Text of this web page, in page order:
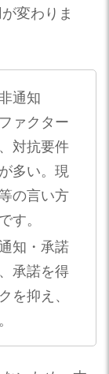
変わりま
通知
ァクター
対抗要件
多い。現
の言い方
す。
知・承諾
承諾を得
を抑え、